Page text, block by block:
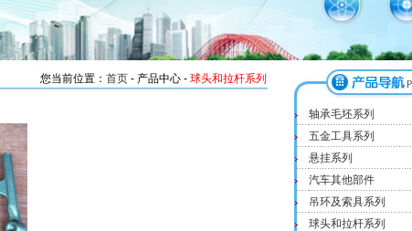
您当前位置： 首页 - 产品中心 - 球头和拉杆系列
轴承毛坯系列
五金工具系列
悬挂系列
汽车其他部件
吊环及索具系列
球头和拉杆系列